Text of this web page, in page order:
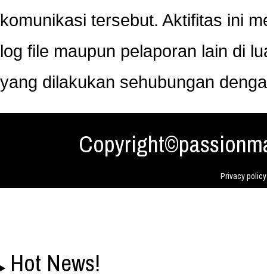
komunikasi tersebut. Aktifitas ini
log file maupun pelaporan lain di
yang dilakukan sehubungan
Privacy policy
Hot News!